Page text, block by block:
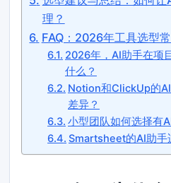
理？
FAQ：2026年工具选型
2026年，AI助手在项
什么？
Notion和ClickUp的
差异？
小型团队如何选择有
Smartsheet的AI助手